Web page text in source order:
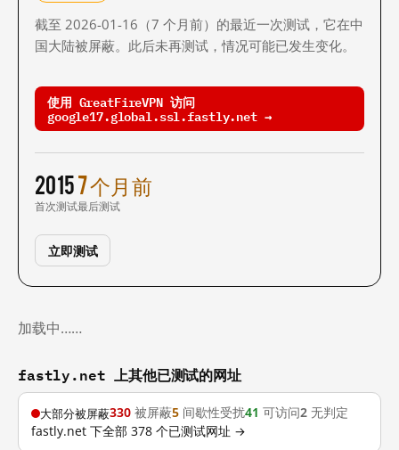
截至 2026-01-16（7 个月前）的最近一次测试，它在中
国大陆被屏蔽。此后未再测试，情况可能已发生变化。
使用 GreatFireVPN 访问
google17.global.ssl.fastly.net →
2015
首次测试
7 个月前
最后测试
立即测试
加载中……
fastly.net 上其他已测试的网址
大部分被屏蔽330 被屏蔽5 间歇性受扰41 可访问2 无判定
fastly.net 下全部 378 个已测试网址 →